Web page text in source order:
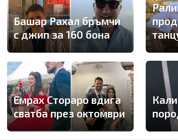
Башар Рахал бръмчи
с джип за 160 бона
Емрах Стораро вдига
сватба през октомври